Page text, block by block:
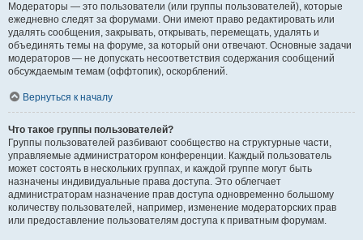
Модераторы — это пользователи (или группы пользователей), которые
ежедневно следят за форумами. Они имеют право редактировать или
удалять сообщения, закрывать, открывать, перемещать, удалять и
объединять темы на форуме, за который они отвечают. Основные задачи
модераторов — не допускать несоответствия содержания сообщений
обсуждаемым темам (оффтопик), оскорблений.
Вернуться к началу
Что такое группы пользователей?
Группы пользователей разбивают сообщество на структурные части,
управляемые администратором конференции. Каждый пользователь
может состоять в нескольких группах, и каждой группе могут быть
назначены индивидуальные права доступа. Это облегчает
администраторам назначение прав доступа одновременно большому
количеству пользователей, например, изменение модераторских прав
или предоставление пользователям доступа к приватным форумам.